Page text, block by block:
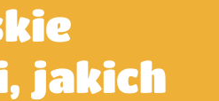
jakich